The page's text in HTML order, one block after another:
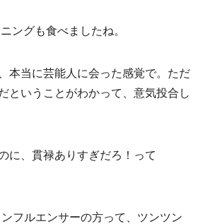
ングも食べましたね。
本当に芸能人に会った感覚で。ただ
ということがわかって、意気投合し
に、貫禄ありすぎだろ！って
フルエンサーの方って、ツンツン